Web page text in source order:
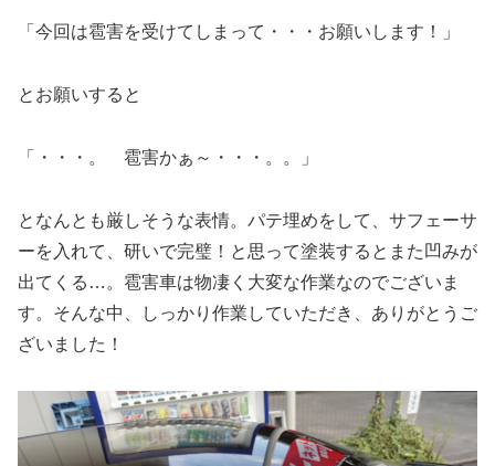
「今回は雹害を受けてしまって・・・お願いします！」
とお願いすると
「・・・。 雹害かぁ～・・・。。」
となんとも厳しそうな表情。パテ埋めをして、サフェーサ
ーを入れて、研いで完璧！と思って塗装するとまた凹みが
出てくる…。雹害車は物凄く大変な作業なのでございま
す。そんな中、しっかり作業していただき、ありがとうご
ざいました！